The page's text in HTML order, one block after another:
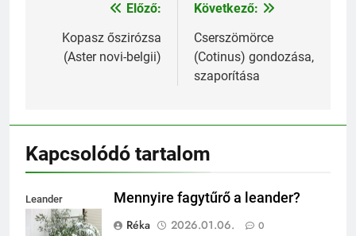
Bejegyzés
navigáció
Előző:
Kopasz őszirózsa
(Aster novi-belgii)
Következő:
Cserszömörce
(Cotinus) gondozása,
szaporítása
Kapcsolódó tartalom
Leander
fagytűrése
Mennyire fagytűrő a leander?
Réka
2026.01.06. 0